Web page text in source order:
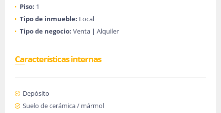
Piso: 1
Tipo de inmueble: Local
Tipo de negocio: Venta | Alquiler
Características internas
Depósito
Suelo de cerámica / mármol